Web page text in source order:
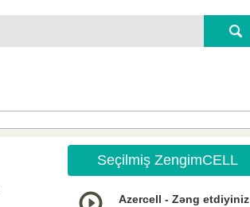
Seçilmiş ZengimCELL
Azercell - Zəng etdiyiniz